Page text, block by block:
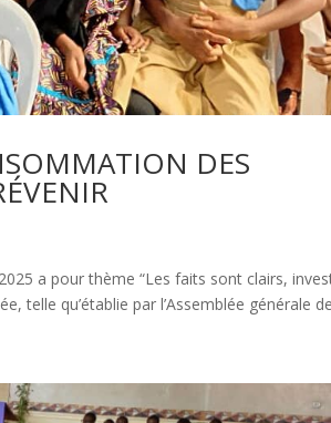
DES
a pour thème “Les faits sont clairs,
telle qu’établie par l’Assemblée générale